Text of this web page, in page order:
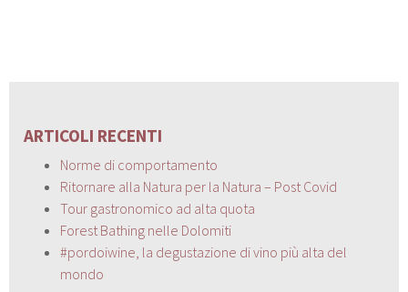
ARTICOLI RECENTI
Norme di comportamento
Ritornare alla Natura per la Natura – Post Covid
Tour gastronomico ad alta quota
Forest Bathing nelle Dolomiti
#pordoiwine, la degustazione di vino più alta del
mondo